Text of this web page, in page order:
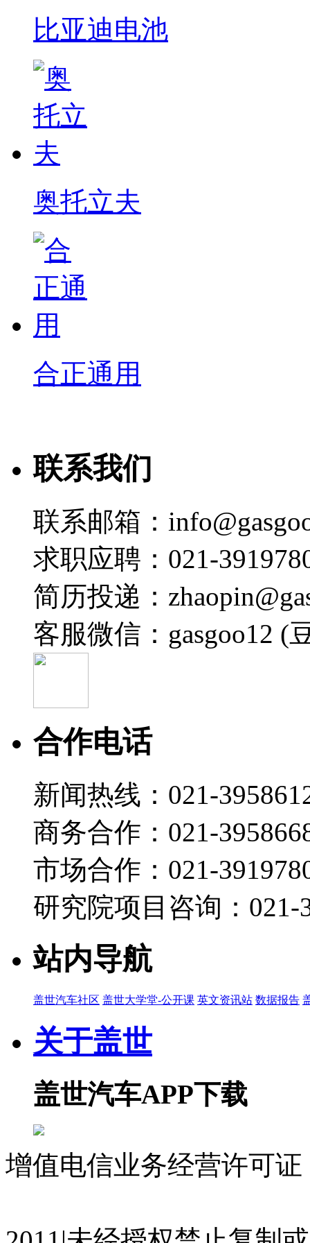
比亚迪电池
奥托立夫
合正通用
联系我们
联系邮箱：
求职应聘：021-
简历投递：
客服微信：gasgoo12 (
合作电话
新闻热线：021-
商务合作：021-
市场合作：021-
研究院项目咨询：021-
站内导航
盖世汽车社区 盖世大学堂-公开课 英文资讯站 数据报告
关于盖世
盖世汽车APP下载
增值电信业务经营许可